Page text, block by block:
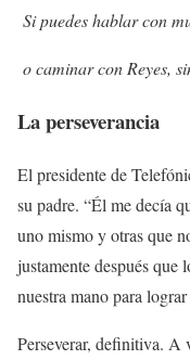
Si puedes hablar con
o caminar con Reyes,
La perseverancia
El presidente de
su padre. “Él me decía
uno mismo y otras que
justamente después que
nuestra mano para
Perseverar, definitiva. A